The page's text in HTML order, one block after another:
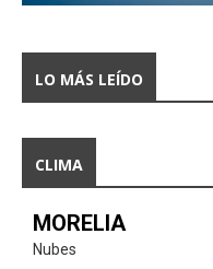
LO MÁS LEÍDO
CLIMA
MORELIA
Nubes